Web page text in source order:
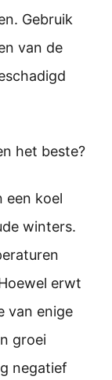
Gebruik
van de
het beste?
een koel
winters.
erwt
van enige
groei
negatief